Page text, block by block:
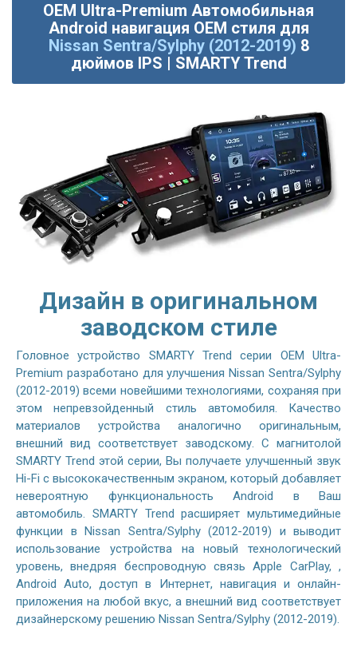
OEM Ultra-Premium Автомобильная
Android навигация OEM стиля для
Nissan Sentra/Sylphy (2012-2019) 8
дюймов IPS | SMARTY Trend
Дизайн в оригинальном
заводском стиле
Головное устройство SMARTY Trend серии OEM Ultra-
Premium разработано для улучшения Nissan Sentra/Sylphy
(2012-2019) всеми новейшими технологиями, сохраняя при
этом непревзойденный стиль автомобиля. Качество
материалов устройства аналогично оригинальным,
внешний вид соответствует заводскому. С магнитолой
SMARTY Trend этой серии, Вы получаете улучшенный звук
Hi-Fi с высококачественным экраном, который добавляет
невероятную функциональность Android в Ваш
автомобиль. SMARTY Trend расширяет мультимедийные
функции в Nissan Sentra/Sylphy (2012-2019) и выводит
использование устройства на новый технологический
уровень, внедряя беспроводную связь Apple CarPlay, ,
Android Auto, доступ в Интернет, навигация и онлайн-
приложения на любой вкус, а внешний вид соответствует
дизайнерскому решению Nissan Sentra/Sylphy (2012-2019).